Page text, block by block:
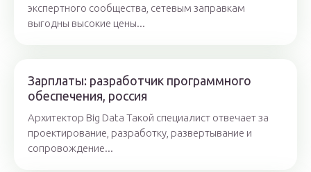
экспертного сообщества, сетевым заправкам
выгодны высокие цены...
Зарплаты: разработчик программного
обеспечения, россия
Архитектор Big Data Такой специалист отвечает за
проектирование, разработку, развертывание и
сопровождение...